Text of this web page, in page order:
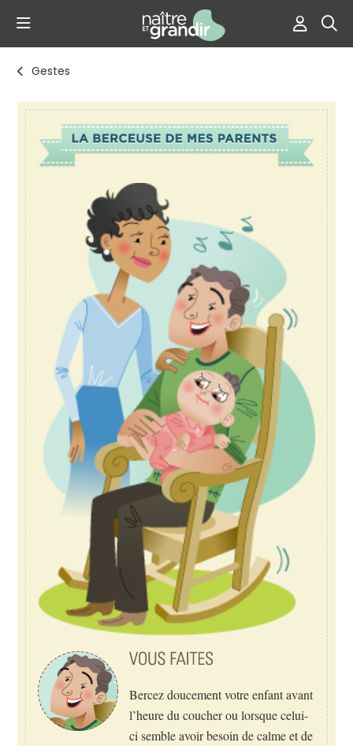
Gestes
Bercez doucement votre enfant avant
l’heure du coucher ou lorsque celui-
ci semble avoir besoin de calme et de